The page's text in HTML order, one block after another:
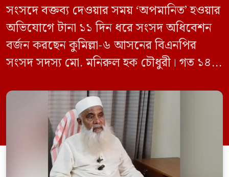
সংসদে বক্তব্য দেওয়ার সময় ‘অপমানিত’ হওয়ার
অভিযোগে টানা ১১ দিন ধরে সংসদ অধিবেশন
বর্জন করছেন কুমিল্লা-৬ আসনের বিএনপির
সংসদ সদস্য মো. মনিরুল হক চৌধুরী। গত ১৪
রুলিং ও সিদ্ধান্তের প্রতিবাদে ১৫ থেকে ২৫ জুন
পর্যন্ত তিনি সংসদে যাননি। মনিরুল হক চৌধুরী
বলেন, ‘আমাকে সংসদে অপমান করা হয়েছে।
স্পিকার ফোন […]